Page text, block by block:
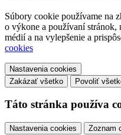
Súbory cookie používame na
o výkone a používaní
médií a na vylepšenie a
cookies
Nastavenia cookies
Zakázať všetko
Povoliť
Táto stránka používa
Nastavenia cookies Zoznam